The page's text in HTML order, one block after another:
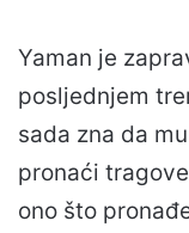
Yaman je
posljednjem
sada zna da
pronaći
ono što